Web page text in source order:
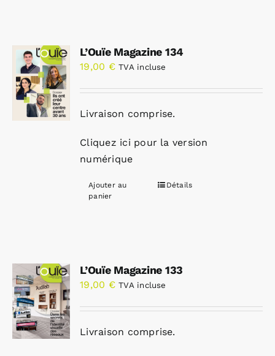
L’Ouïe Magazine 134
19,00 € TVA incluse
Livraison comprise.
Cliquez ici pour la version
numérique
Ajouter au
panier
Détails
L’Ouïe Magazine 133
19,00 € TVA incluse
Livraison comprise.